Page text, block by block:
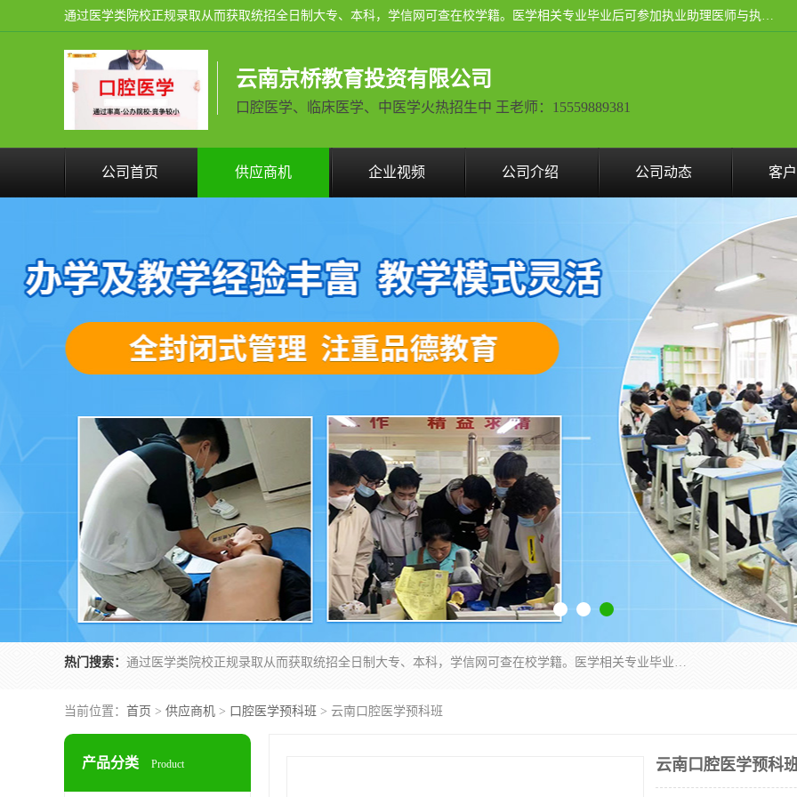
通过医学类院校正规录取从而获取统招全日制大专、本科，学信网可查在校学籍。医学相关专业毕业后可参加执业助理医师与执业医师证书考试（如口腔医学、临床医学、中医学等专业）.
云南京桥教育投资有限公司
口腔医学、临床医学、中医学火热招生中 王老师：15559889381
公司首页 供应商机 企业视频 公司介绍 公司动态 客
热门搜索： 通过医学类院校正规录取从而获取统招全日制大专、本科，学信网可查在校学籍。医学相关专业毕业后可参加执业助理医师与执业医师证书考试（如口腔医学、临床医学、中医学等专业）.
当前位置： 首页 > 供应商机 > 口腔医学预科班 > 云南口腔医学预科班
产品分类 Product 云南口腔医学预科